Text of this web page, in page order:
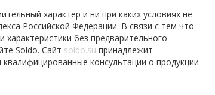
характер и ни при каких условиях не
Российской Федерации. В связи с тем что
без предварительного
Soldo. Сайт soldo.su принадлежит
консультации о продукции